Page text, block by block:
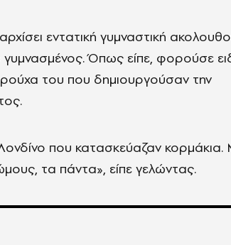
εντατική γυμναστική
γυμνασμένος. Όπως είπε, φορούσε
του που δημιουργούσαν την
που κατασκεύαζαν κορμάκια.
τα πάντα», είπε γελώντας.